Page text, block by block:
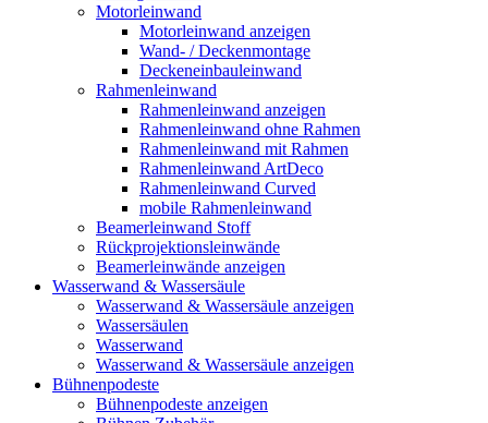
Motorleinwand
Motorleinwand anzeigen
Wand- / Deckenmontage
Deckeneinbauleinwand
Rahmenleinwand
Rahmenleinwand anzeigen
Rahmenleinwand ohne Rahmen
Rahmenleinwand mit Rahmen
Rahmenleinwand ArtDeco
Rahmenleinwand Curved
mobile Rahmenleinwand
Beamerleinwand Stoff
Rückprojektionsleinwände
Beamerleinwände anzeigen
Wasserwand & Wassersäule
Wasserwand & Wassersäule anzeigen
Wassersäulen
Wasserwand
Wasserwand & Wassersäule anzeigen
Bühnenpodeste
Bühnenpodeste anzeigen